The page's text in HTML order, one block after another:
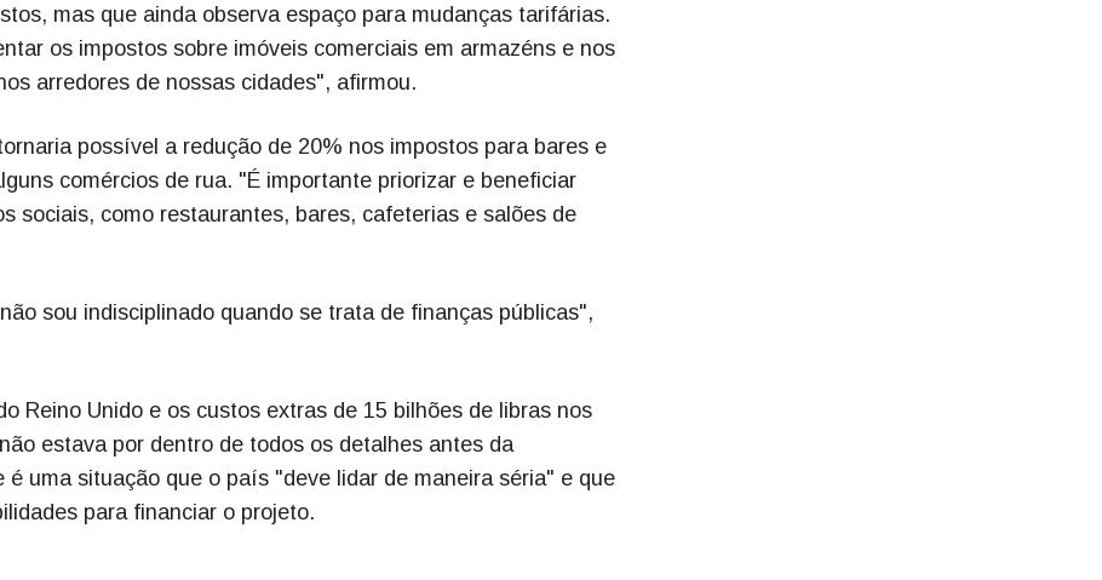
mas que ainda observa espaço para mudanças tarifárias.
os impostos sobre imóveis comerciais em armazéns e nos
arredores de nossas cidades", afirmou.
possível a redução de 20% nos impostos para bares e
comércios de rua. "É importante priorizar e beneficiar
sociais, como restaurantes, bares, cafeterias e salões de
sou indisciplinado quando se trata de finanças públicas",
Reino Unido e os custos extras de 15 bilhões de libras nos
estava por dentro de todos os detalhes antes da
uma situação que o país "deve lidar de maneira séria" e que
para financiar o projeto.